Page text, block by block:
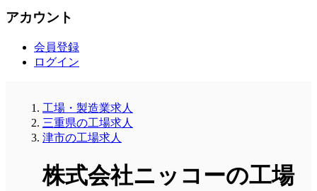
アカウント
会員登録
ログイン
工場・製造業求人
三重県の工場求人
津市の工場求人
株式会社ニッコーの工場